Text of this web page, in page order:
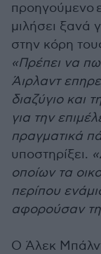
προηγούμενο
μιλήσει ξανά
στην κόρη
«Πρέπει να
Άιρλαντ
διαζύγιο και
για την
πραγματικά
υποστηρίξει.
οποίων τα
περίπου
αφορούσαν
Ο Άλεκ